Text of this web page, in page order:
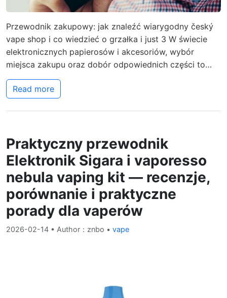
Przewodnik zakupowy: jak znaleźć wiarygodny český
vape shop i co wiedzieć o grzałka i just 3 W świecie
elektronicznych papierosów i akcesoriów, wybór
miejsca zakupu oraz dobór odpowiednich części to…
Read more
Praktyczny przewodnik
Elektronik Sigara i vaporesso
nebula vaping kit — recenzje,
porównanie i praktyczne
porady dla vaperów
2026-02-14 • Author：znbo • vape